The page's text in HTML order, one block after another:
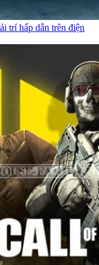
trí hấp dẫn trên điện